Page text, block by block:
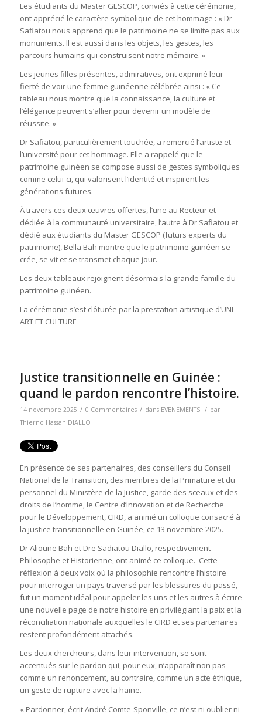
Les étudiants du Master GESCOP, conviés à cette cérémonie,
ont apprécié le caractère symbolique de cet hommage : « Dr
Safiatou nous apprend que le patrimoine ne se limite pas aux
monuments. Il est aussi dans les objets, les gestes, les
parcours humains qui construisent notre mémoire. »
Les jeunes filles présentes, admiratives, ont exprimé leur
fierté de voir une femme guinéenne célébrée ainsi : « Ce
tableau nous montre que la connaissance, la culture et
l’élégance peuvent s’allier pour devenir un modèle de
réussite. »
Dr Safiatou, particulièrement touchée, a remercié l’artiste et
l’université pour cet hommage. Elle a rappelé que le
patrimoine guinéen se compose aussi de gestes symboliques
comme celui-ci, qui valorisent l’identité et inspirent les
générations futures.
À travers ces deux œuvres offertes, l’une au Recteur et
dédiée à la communauté universitaire, l’autre à Dr Safiatou et
dédié aux étudiants du Master GESCOP (futurs experts du
patrimoine), Bella Bah montre que le patrimoine guinéen se
crée, se vit et se transmet chaque jour.
Les deux tableaux rejoignent désormais la grande famille du
patrimoine guinéen.
La cérémonie s’est clôturée par la prestation artistique d’UNI-
ART ET CULTURE
Justice transitionnelle en Guinée :
quand le pardon rencontre l’histoire.
14 novembre 2025 / 0 Commentaires / dans EVENEMENTS / par
Thierno Hassan DIALLO
En présence de ses partenaires, des conseillers du Conseil
National de la Transition, des membres de la Primature et du
personnel du Ministère de la Justice, garde des sceaux et des
droits de l’homme, le Centre d’Innovation et de Recherche
pour le Développement, CIRD, a animé un colloque consacré à
la justice transitionnelle en Guinée, ce 13 novembre 2025.
Dr Alioune Bah et Dre Sadiatou Diallo, respectivement
Philosophe et Historienne, ont animé ce colloque. Cette
réflexion à deux voix où la philosophie rencontre l’histoire
pour interroger un pays traversé par les blessures du passé,
fut un moment idéal pour appeler les uns et les autres à écrire
une nouvelle page de notre histoire en privilégiant la paix et la
réconciliation nationale auxquelles le CIRD et ses partenaires
restent profondément attachés.
Les deux chercheurs, dans leur intervention, se sont
accentués sur le pardon qui, pour eux, n’apparaît non pas
comme un renoncement, au contraire, comme un acte éthique,
un geste de rupture avec la haine.
« Pardonner, écrit André Comte-Sponville, ce n’est ni oublier ni